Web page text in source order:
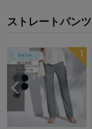
ストレートパンツ